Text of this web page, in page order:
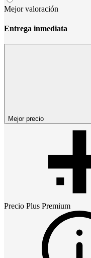
Mejor valoración
Entrega inmediata
Mejor precio
Precio Plus Premium